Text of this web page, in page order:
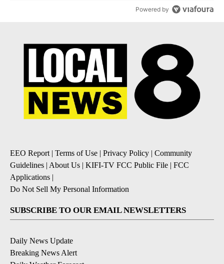
Powered by
EEO Report| Terms of Use | Privacy Policy | Community
Guidelines | About Us | KIFI-TV FCC Public File | FCC
Applications |
Do Not Sell My Personal Information
SUBSCRIBE TO OUR EMAIL NEWSLETTERS
Daily News Update
Breaking News Alert